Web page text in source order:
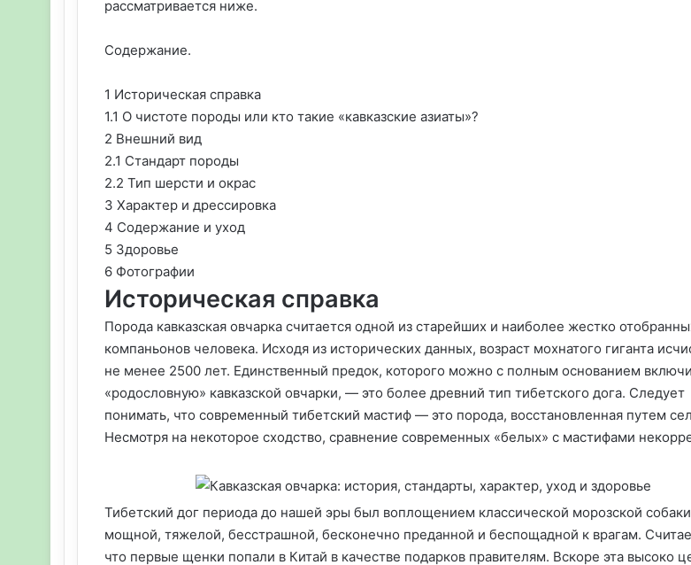
рассматривается ниже.
Содержание.
1 Историческая справка
1.1 О чистоте породы или кто такие «кавказские азиаты»?
2 Внешний вид
2.1 Стандарт породы
2.2 Тип шерсти и окрас
3 Характер и дрессировка
4 Содержание и уход
5 Здоровье
6 Фотографии
Историческая справка
Порода кавказская овчарка считается одной из старейших и наиболее жестко
компаньонов человека. Исходя из исторических данных, возраст мохнатого гиганта
не менее 2500 лет. Единственный предок, которого можно с полным основанием
«родословную» кавказской овчарки, — это более древний тип тибетского дога. Следует
понимать, что современный тибетский мастиф — это порода, восстановленная путем
Несмотря на некоторое сходство, сравнение современных «белых» с мастифами
Тибетский дог периода до нашей эры был воплощением классической морозской
мощной, тяжелой, бесстрашной, бесконечно преданной и беспощадной к врагам.
что первые щенки попали в Китай в качестве подарков правителям. Вскоре эта высоко